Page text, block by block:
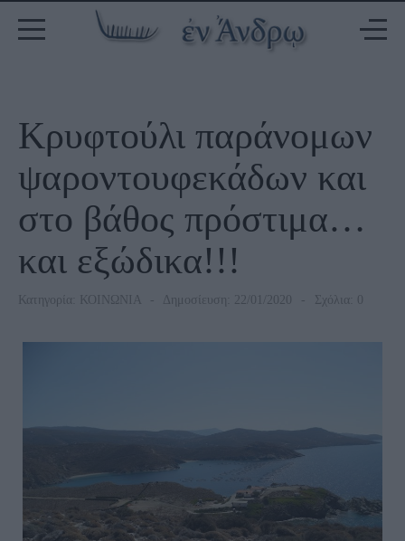
Κρυφτούλι παράνομων
ψαροντουφεκάδων και
στο βάθος πρόστιμα…
και εξώδικα!!!
Κατηγορία: ΚΟΙΝΩΝΙΑ Δημοσίευση: 22/01/2020 Σχόλια: 0